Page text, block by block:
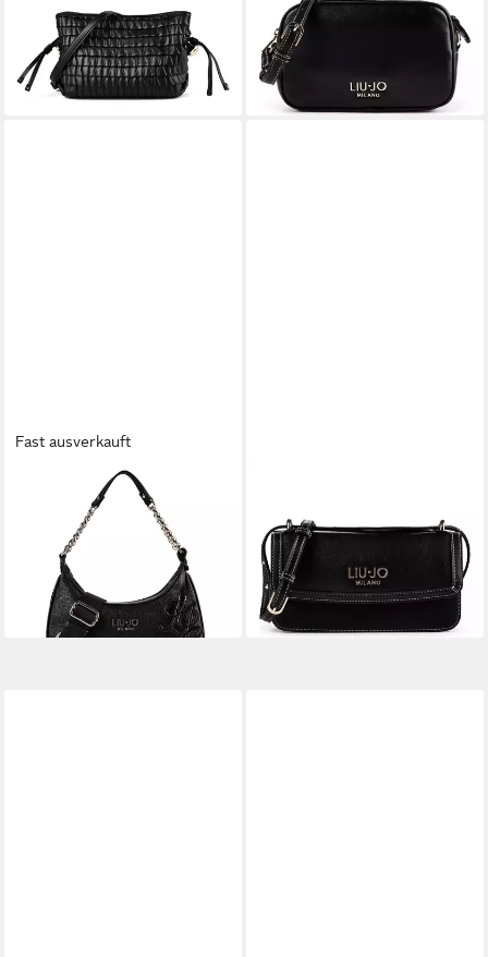
Polyurethan
149,00 €
lieferbar - in 2-3 Werktagen bei dir
Polyurethan
109,00 €
lieferbar - in 2-3 Werktagen bei dir
Fast ausverkauft
Schultertasche Ridhi, 100 %
Polyurethan
109,00 €
lieferbar - in 2-3 Werktagen bei dir
Polyurethan
129,00 €
lieferbar - in 2-3 Werktagen bei dir